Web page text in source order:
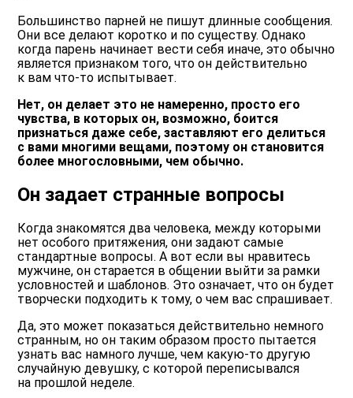
Большинство парней не пишут длинные сообщения.
Они все делают коротко и по существу. Однако
когда парень начинает вести себя иначе, это обычно
является признаком того, что он действительно
к вам что-то испытывает.
Нет, он делает это не намеренно, просто его
чувства, в которых он, возможно, боится
признаться даже себе, заставляют его делиться
с вами многими вещами, поэтому он становится
более многословными, чем обычно.
Он задает странные вопросы
Когда знакомятся два человека, между которыми
нет особого притяжения, они задают самые
стандартные вопросы. А вот если вы нравитесь
мужчине, он старается в общении выйти за рамки
условностей и шаблонов. Это означает, что он будет
творчески подходить к тому, о чем вас спрашивает.
Да, это может показаться действительно немного
странным, но он таким образом просто пытается
узнать вас намного лучше, чем какую-то другую
случайную девушку, с которой переписывался
на прошлой неделе.